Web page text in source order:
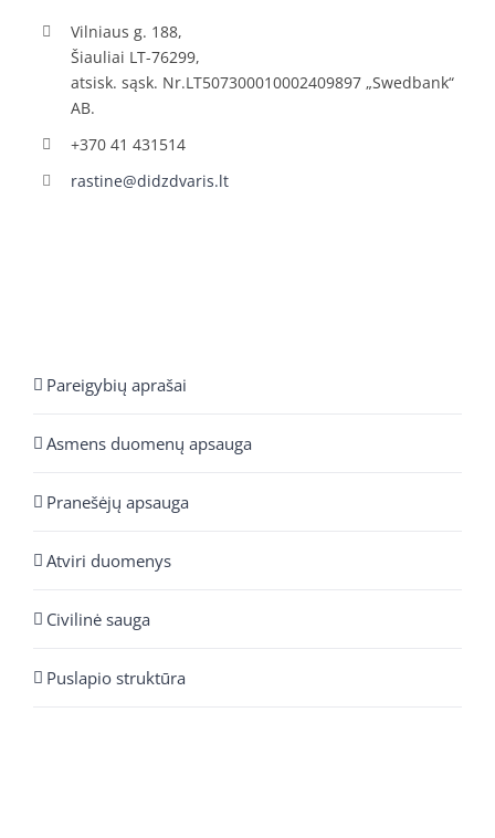
Vilniaus g. 188,
Šiauliai LT-76299,
atsisk. sąsk. Nr.LT507300010002409897 „Swedbank“
AB.
+370 41 431514
rastine@didzdvaris.lt
Pareigybių aprašai
Asmens duomenų apsauga
Pranešėjų apsauga
Atviri duomenys
Civilinė sauga
Puslapio struktūra